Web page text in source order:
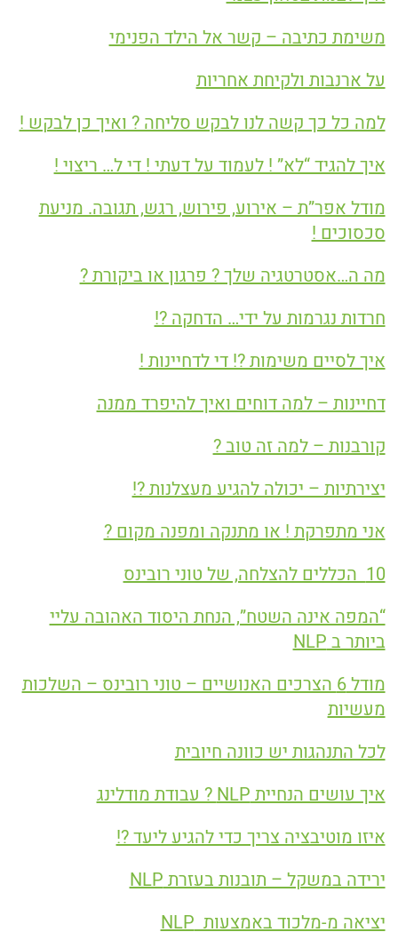
משימת כתיבה – קשר אל הילד הפנימי
על ארנבות ולקיחת אחריות
למה כל כך קשה לנו לבקש סליחה ? ואיך כן לבקש !
איך להגיד “לא” ! לעמוד על דעתי ! די ל… ריצוי !
מודל אפר”ת – אירוע, פירוש, רגש, תגובה. מניעת
סכסוכים !
מה ה…אסטרטגיה שלך ? פרגון או ביקורת ?
חרדות נגרמות על ידי… הדחקה ?!
איך לסיים משימות ?! די לדחיינות !
דחיינות – למה דוחים ואיך להיפרד ממנה
קורבנות – למה זה טוב ?
יצירתיות – יכולה להגיע מעצלנות ?!
אני מתפרקת ! או מתנקה ומפנה מקום ?
10 הכללים להצלחה, של טוני רובינס
“המפה אינה השטח”, הנחת היסוד האהובה עליי
ביותר ב NLP
מודל 6 הצרכים האנושיים – טוני רובינס – השלכות
מעשיות
לכל התנהגות יש כוונה חיובית
איך עושים הנחיית NLP ? עבודת מודלינג
איזו מוטיבציה צריך כדי להגיע ליעד ?!
ירידה במשקל – תובנות בעזרת NLP
יציאה מ-מלכוד באמצעות NLP